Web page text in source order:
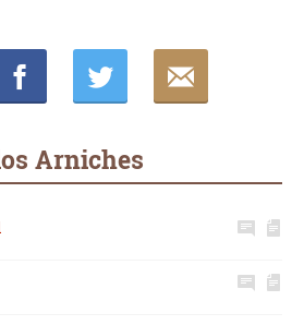
Arniches